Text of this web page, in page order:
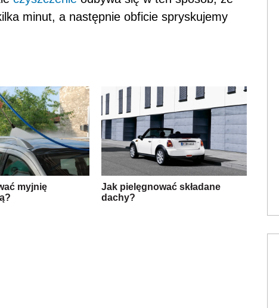
minut, a następnie obficie spryskujemy
myjnię
Jak pielęgnować składane
dachy?